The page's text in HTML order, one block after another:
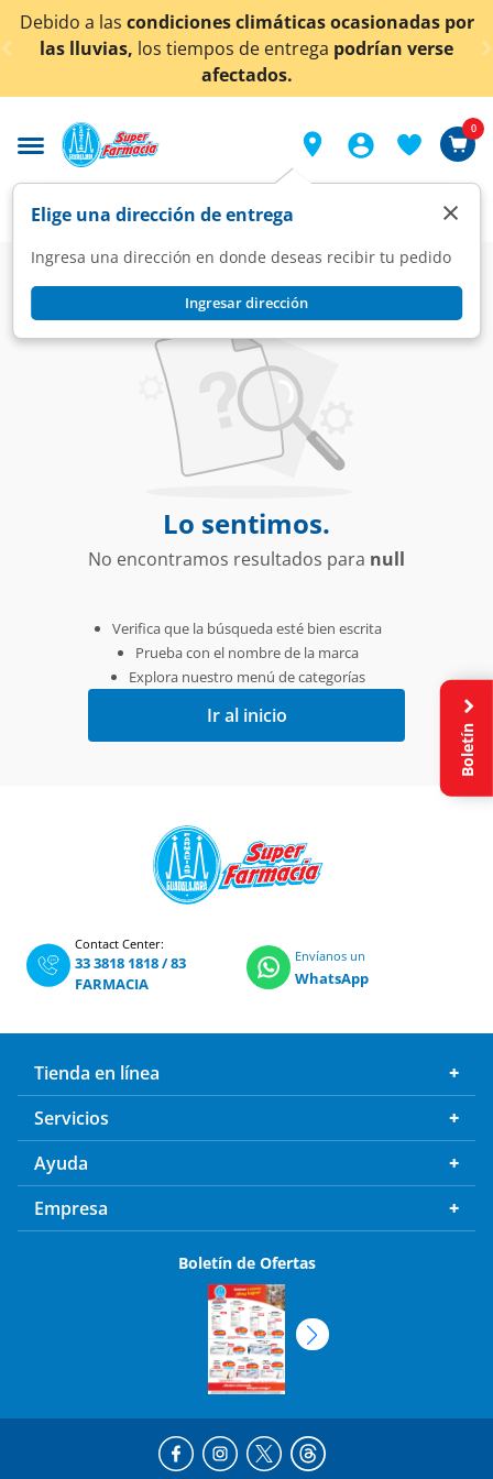
< div class="carousel-inner">
a lascondiciones climáticas ocasionadas por
las lluvias,los tiempos de entregapodrían verse
afectados.
Elige una dirección de entrega
Ingresa una dirección en donde deseas recibir tu pedido
Ingresar dirección
×
0
Super Mascotas
Alimento para Gato
Alimento para Perros
Lo sentimos.
No encontramos resultados para null
Verifica que la búsqueda esté bien escrita
Prueba con el nombre de la marca
Explora nuestro menú de categorías
Ir al inicio
Contact Center:
33 3818 1818/83
FARMACIA
Envíanos un
WhatsApp
Tienda en línea
Servicios
Ayuda
Empresa
Boletín de Ofertas
Boletín